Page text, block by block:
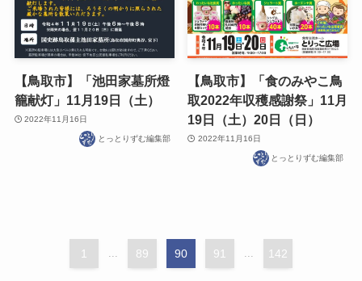
【鳥取市】「池田家墓所燈
籠献灯」11月19日（土）
2022年11月16日
とっとりずむ編集部
【鳥取市】「食のみやこ鳥
取2022年収穫感謝祭」11月
19日（土）20日（日）
2022年11月16日
とっとりずむ編集部
1 89 90 91 142